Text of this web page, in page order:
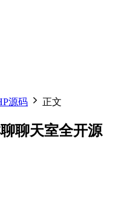
源码 正文
聊天室全开源